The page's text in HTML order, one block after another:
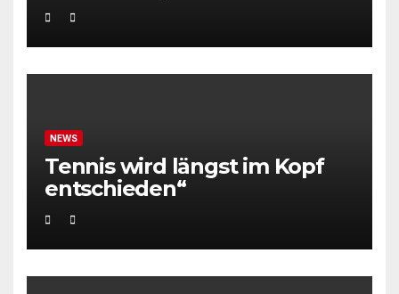
NEWS
Tennis wird längst im Kopf
entschieden“